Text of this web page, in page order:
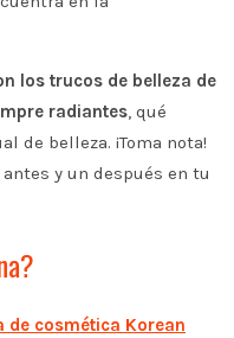
los trucos de belleza de
radiantes, qué
de belleza. ¡Toma nota!
y un después en tu
de cosmética Korean